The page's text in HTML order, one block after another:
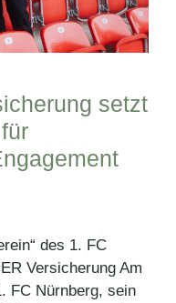
setzt
des 1. FC
Versicherung Am
FC Nürnberg, sein